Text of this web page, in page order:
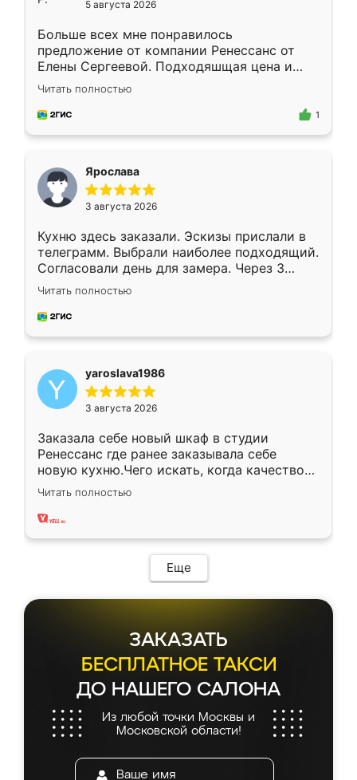
5 августа 2026
Больше всех мне понравилось
предложение от компании Ренессанс от
Елены Сергеевой. Подходяшщая цена и
короткие сроки изготовления. Приехавший
для замера сотрудник Владислав
предложил по моему эскизу самый
Читать полностью
1
Ярослава
3 августа 2026
Кухню здесь заказали. Эскизы прислали в
телеграмм. Выбрали наиболее подходящий.
Согласовали день для замера. Через 3
недели кухня была уже готова. Остались
довольны работой. Спасибо Ренессанс
мебель за качественную работу!
Читать полностью
yaroslava1986
3 августа 2026
Заказала себе новый шкаф в студии
Ренессанс где ранее заказывала себе
новую кухню.Чего искать, когда качеством
вполне довольна. Служит кухня уже почти
два года, нареканий нет.
Читать полностью
Еще
ЗАКАЗАТЬ
БЕСПЛАТНОЕ ТАКСИ
ДО НАШЕГО САЛОНА
Из любой точки Москвы и
Московской области!